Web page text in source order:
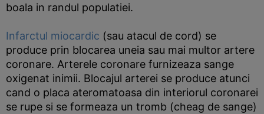
boala in randul populatiei.
Infarctul miocardic (sau atacul de cord) se
produce prin blocarea uneia sau mai multor artere
coronare. Arterele coronare furnizeaza sange
oxigenat inimii. Blocajul arterei se produce atunci
cand o placa ateromatoasa din interiorul coronarei
se rupe si se formeaza un tromb (cheag de sange)